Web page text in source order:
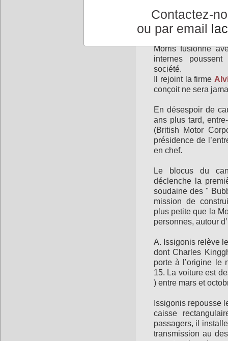
première voiture
million
Morris fusionne
internes
société.
Il rejoint la firme
conçoit ne sera
En désespoir de
ans plus tard,
(British Motor
présidence de
en chef.
Le blocus du
déclenche la
soudaine des "
mission de
plus petite que la
personnes, autour
A. Issigonis relève
dont Charles
porte à l’origine le
15. La voiture est
) entre mars et
Issigonis repousse
caisse
passagers, il
transmission au
Contactez-
ou par email